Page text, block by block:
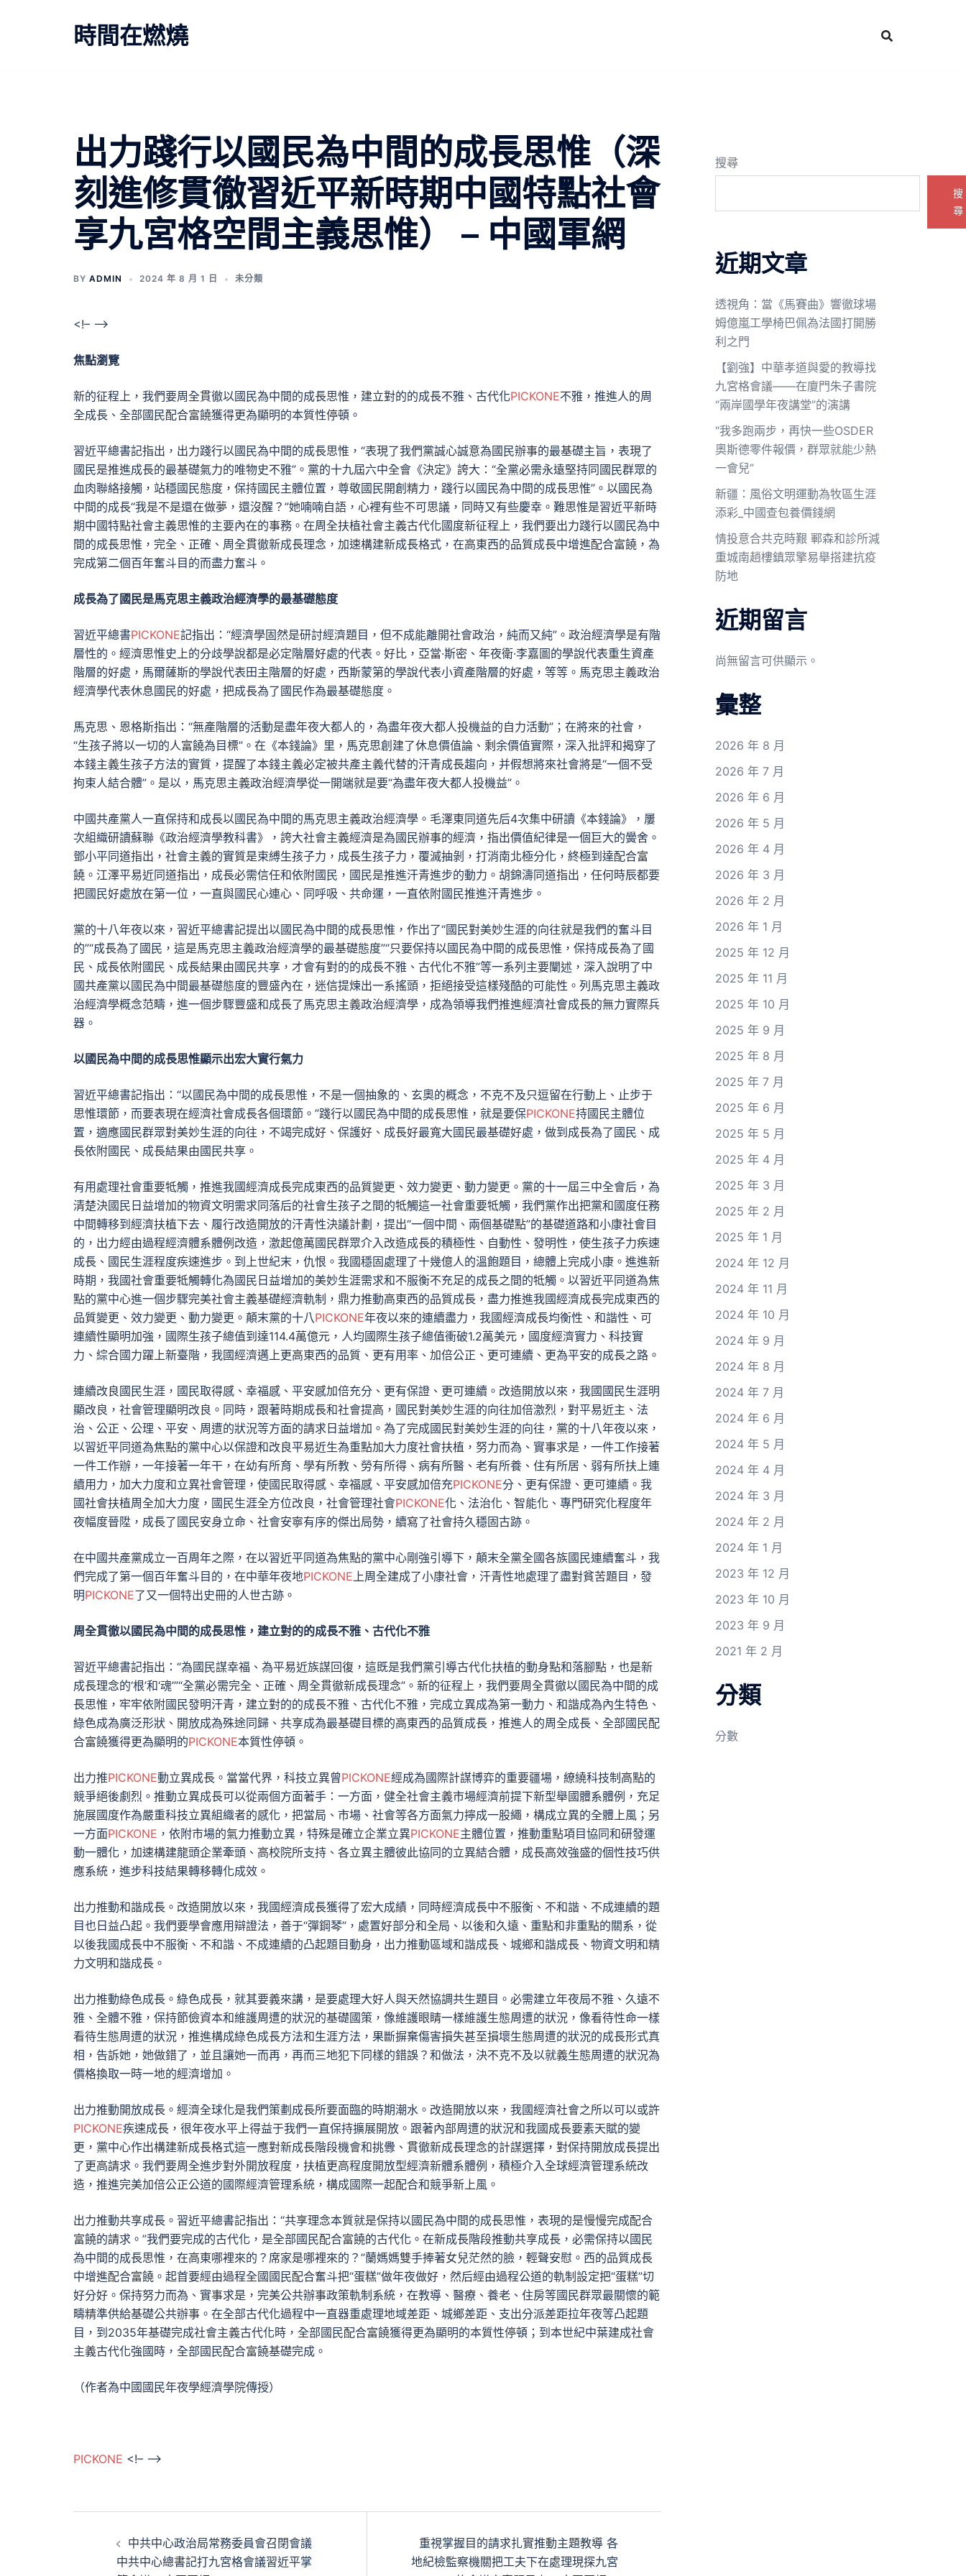
時間在燃燒
出力踐行以國民為中間的成長思惟（深
刻進修貫徹習近平新時期中國特點社會
享九宮格空間主義思惟） – 中國軍網
BY ADMIN 2024 年 8 月 1 日 未分類
<!– –>
焦點瀏覽
新的征程上，我們要周全貫徹以國民為中間的成長思惟，建立對的的成長不雅、古代化PICKONE不雅，推進人的周
全成長、全部國民配合富饒獲得更為顯明的本質性停頓。
習近平總書記指出，出力踐行以國民為中間的成長思惟，“表現了我們黨誠心誠意為國民辦事的最基礎主旨，表現了
國民是推進成長的最基礎氣力的唯物史不雅”。黨的十九屆六中全會《決定》誇大：“全黨必需永遠堅持同國民群眾的
血肉聯絡接觸，站穩國民態度，保持國民主體位置，尊敬國民開創精力，踐行以國民為中間的成長思惟”。以國民為
中間的成長“我是不是還在做夢，還沒醒？”她喃喃自語，心裡有些不可思議，同時又有些慶幸。難思惟是習近平新時
期中國特點社會主義思惟的主要內在的事務。在周全扶植社會主義古代化國度新征程上，我們要出力踐行以國民為中
間的成長思惟，完全、正確、周全貫徹新成長理念，加速構建新成長格式，在高東西的品質成長中增進配合富饒，為
完成第二個百年奮斗目的而盡力奮斗。
成長為了國民是馬克思主義政治經濟學的最基礎態度
習近平總書PICKONE記指出：“經濟學固然是研討經濟題目，但不成能離開社會政治，純而又純”。政治經濟學是有階
層性的。經濟思惟史上的分歧學說都是必定階層好處的代表。好比，亞當·斯密、年夜衛·李嘉圖的學說代表重生資產
階層的好處，馬爾薩斯的學說代表田主階層的好處，西斯蒙第的學說代表小資產階層的好處，等等。馬克思主義政治
經濟學代表休息國民的好處，把成長為了國民作為最基礎態度。
馬克思、恩格斯指出：“無產階層的活動是盡年夜大都人的，為盡年夜大都人投機益的自力活動”；在將來的社會，
“生孩子將以一切的人富饒為目標”。在《本錢論》里，馬克思創建了休息價值論、剩余價值實際，深入批評和揭穿了
本錢主義生孩子方法的實質，提醒了本錢主義必定被共產主義代替的汗青成長趨向，并假想將來社會將是“一個不受
拘束人結合體”。是以，馬克思主義政治經濟學從一開端就是要“為盡年夜大都人投機益”。
中國共產黨人一直保持和成長以國民為中間的馬克思主義政治經濟學。毛澤東同道先后4次集中研讀《本錢論》，屢
次組織研讀蘇聯《政治經濟學教科書》，誇大社會主義經濟是為國民辦事的經濟，指出價值紀律是一個巨大的黌舍。
鄧小平同道指出，社會主義的實質是束縛生孩子力，成長生孩子力，覆滅抽剝，打消南北極分化，終極到達配合富
饒。江澤平易近同道指出，成長必需信任和依附國民，國民是推進汗青進步的動力。胡錦濤同道指出，任何時辰都要
把國民好處放在第一位，一直與國民心連心、同呼吸、共命運，一直依附國民推進汗青進步。
黨的十八年夜以來，習近平總書記提出以國民為中間的成長思惟，作出了“國民對美妙生涯的向往就是我們的奮斗目
的”“成長為了國民，這是馬克思主義政治經濟學的最基礎態度”“只要保持以國民為中間的成長思惟，保持成長為了國
民、成長依附國民、成長結果由國民共享，才會有對的的成長不雅、古代化不雅”等一系列主要闡述，深入說明了中
國共產黨以國民為中間最基礎態度的豐盛內在，迷信提煉出一系搖頭，拒絕接受這樣殘酷的可能性。列馬克思主義政
治經濟學概念范疇，進一個步驟豐盛和成長了馬克思主義政治經濟學，成為領導我們推進經濟社會成長的無力實際兵
器。
以國民為中間的成長思惟顯示出宏大實行氣力
習近平總書記指出：“以國民為中間的成長思惟，不是一個抽象的、玄奧的概念，不克不及只逗留在行動上、止步于
思惟環節，而要表現在經濟社會成長各個環節。”踐行以國民為中間的成長思惟，就是要保PICKONE持國民主體位
置，適應國民群眾對美妙生涯的向往，不竭完成好、保護好、成長好最寬大國民最基礎好處，做到成長為了國民、成
長依附國民、成長結果由國民共享。
有用處理社會重要牴觸，推進我國經濟成長完成東西的品質變更、效力變更、動力變更。黨的十一屆三中全會后，為
清楚決國民日益增加的物資文明需求同落后的社會生孩子之間的牴觸這一社會重要牴觸，我們黨作出把黨和國度任務
中間轉移到經濟扶植下去、履行改造開放的汗青性決議計劃，提出“一個中間、兩個基礎點”的基礎道路和小康社會目
的，出力經由過程經濟體系體例改造，激起億萬國民群眾介入改造成長的積極性、自動性、發明性，使生孩子力疾速
成長、國民生涯程度疾速進步。到上世紀末，仇恨。我國穩固處理了十幾億人的溫飽題目，總體上完成小康。進進新
時期，我國社會重要牴觸轉化為國民日益增加的美妙生涯需求和不服衡不充足的成長之間的牴觸。以習近平同道為焦
點的黨中心進一個步驟完美社會主義基礎經濟軌制，鼎力推動高東西的品質成長，盡力推進我國經濟成長完成東西的
品質變更、效力變更、動力變更。顛末黨的十八PICKONE年夜以來的連續盡力，我國經濟成長均衡性、和諧性、可
連續性顯明加強，國際生孩子總值到達114.4萬億元，人均國際生孩子總值衝破1.2萬美元，國度經濟實力、科技實
力、綜合國力躍上新臺階，我國經濟邁上更高東西的品質、更有用率、加倍公正、更可連續、更為平安的成長之路。
連續改良國民生涯，國民取得感、幸福感、平安感加倍充分、更有保證、更可連續。改造開放以來，我國國民生涯明
顯改良，社會管理顯明改良。同時，跟著時期成長和社會提高，國民對美妙生涯的向往加倍激烈，對平易近主、法
治、公正、公理、平安、周遭的狀況等方面的請求日益增加。為了完成國民對美妙生涯的向往，黨的十八年夜以來，
以習近平同道為焦點的黨中心以保證和改良平易近生為重點加大力度社會扶植，努力而為、實事求是，一件工作接著
一件工作辦，一年接著一年干，在幼有所育、學有所教、勞有所得、病有所醫、老有所養、住有所居、弱有所扶上連
續用力，加大力度和立異社會管理，使國民取得感、幸福感、平安感加倍充PICKONE分、更有保證、更可連續。我
國社會扶植周全加大力度，國民生涯全方位改良，社會管理社會PICKONE化、法治化、智能化、專門研究化程度年
夜幅度晉陞，成長了國民安身立命、社會安寧有序的傑出局勢，續寫了社會持久穩固古跡。
在中國共產黨成立一百周年之際，在以習近平同道為焦點的黨中心剛強引導下，顛末全黨全國各族國民連續奮斗，我
們完成了第一個百年奮斗目的，在中華年夜地PICKONE上周全建成了小康社會，汗青性地處理了盡對貧苦題目，發
明PICKONE了又一個特出史冊的人世古跡。
周全貫徹以國民為中間的成長思惟，建立對的的成長不雅、古代化不雅
習近平總書記指出：“為國民謀幸福、為平易近族謀回復，這既是我們黨引導古代化扶植的動身點和落腳點，也是新
成長理念的‘根’和‘魂’”“全黨必需完全、正確、周全貫徹新成長理念”。新的征程上，我們要周全貫徹以國民為中間的成
長思惟，牢牢依附國民發明汗青，建立對的的成長不雅、古代化不雅，完成立異成為第一動力、和諧成為內生特色、
綠色成為廣泛形狀、開放成為殊途同歸、共享成為最基礎目標的高東西的品質成長，推進人的周全成長、全部國民配
合富饒獲得更為顯明的PICKONE本質性停頓。
出力推PICKONE動立異成長。當當代界，科技立異曾PICKONE經成為國際計謀博弈的重要疆場，繚繞科技制高點的
競爭絕後劇烈。推動立異成長可以從兩個方面著手：一方面，健全社會主義市場經濟前提下新型舉國體系體例，充足
施展國度作為嚴重科技立異組織者的感化，把當局、市場、社會等各方面氣力擰成一股繩，構成立異的全體上風；另
一方面PICKONE ，依附市場的氣力推動立異，特殊是確立企業立異PICKONE主體位置，推動重點項目協同和研發運
動一體化，加速構建龍頭企業牽頭、高校院所支持、各立異主體彼此協同的立異結合體，成長高效強盛的個性技巧供
應系統，進步科技結果轉移轉化成效。
出力推動和諧成長。改造開放以來，我國經濟成長獲得了宏大成績，同時經濟成長中不服衡、不和諧、不成連續的題
目也日益凸起。我們要學會應用辯證法，善于“彈鋼琴”，處置好部分和全局、以後和久遠、重點和非重點的關系，從
以後我國成長中不服衡、不和諧、不成連續的凸起題目動身，出力推動區域和諧成長、城鄉和諧成長、物資文明和精
力文明和諧成長。
出力推動綠色成長。綠色成長，就其要義來講，是要處理大好人與天然協調共生題目。必需建立年夜局不雅、久遠不
雅、全體不雅，保持節儉資本和維護周遭的狀況的基礎國策，像維護眼睛一樣維護生態周遭的狀況，像看待性命一樣
看待生態周遭的狀況，推進構成綠色成長方法和生涯方法，果斷摒棄傷害損失甚至損壞生態周遭的狀況的成長形式真
相，告訴她，她做錯了，並且讓她一而再，再而三地犯下同樣的錯誤？和做法，決不克不及以就義生態周遭的狀況為
價格換取一時一地的經濟增加。
出力推動開放成長。經濟全球化是我們策劃成長所要面臨的時期潮水。改造開放以來，我國經濟社會之所以可以或許
PICKONE疾速成長，很年夜水平上得益于我們一直保持擴展開放。跟著內部周遭的狀況和我國成長要素天賦的變
更，黨中心作出構建新成長格式這一應對新成長階段機會和挑釁、貫徹新成長理念的計謀選擇，對保持開放成長提出
了更高請求。我們要周全進步對外開放程度，扶植更高程度開放型經濟新體系體例，積極介入全球經濟管理系統改
造，推進完美加倍公正公道的國際經濟管理系統，構成國際一起配合和競爭新上風。
出力推動共享成長。習近平總書記指出：“共享理念本質就是保持以國民為中間的成長思惟，表現的是慢慢完成配合
富饒的請求。”我們要完成的古代化，是全部國民配合富饒的古代化。在新成長階段推動共享成長，必需保持以國民
為中間的成長思惟，在高東哪裡來的？席家是哪裡來的？”蘭媽媽雙手捧著女兒茫然的臉，輕聲安慰。西的品質成長
中增進配合富饒。起首要經由過程全國國民配合奮斗把“蛋糕”做年夜做好，然后經由過程公道的軌制設定把“蛋糕”切
好分好。保持努力而為、實事求是，完美公共辦事政策軌制系統，在教導、醫療、養老、住房等國民群眾最關懷的範
疇精準供給基礎公共辦事。在全部古代化過程中一直器重處理地域差距、城鄉差距、支出分派差距拉年夜等凸起題
目，到2035年基礎完成社會主義古代化時，全部國民配合富饒獲得更為顯明的本質性停頓；到本世紀中葉建成社會
主義古代化強國時，全部國民配合富饒基礎完成。
（作者為中國國民年夜學經濟學院傳授）
PICKONE <!– –>
中共中心政治局常務委員會召閉會議
中共中心總書記打九宮格會議習近平掌
重視掌握目的請求扎實推動主題教導 各
地紀檢監察機關把工夫下在處理現探九宮
搜尋
搜
尋
近期文章
透視角：當《馬賽曲》響徹球場
姆億嵐工學椅巴佩為法國打開勝
利之門
【劉強】中華孝道與愛的教導找
九宮格會議——在廈門朱子書院
“兩岸國學年夜講堂”的演講
“我多跑兩步，再快一些OSDER
奧斯德零件報價，群眾就能少熱
一會兒”
新疆：風俗文明運動為牧區生涯
添彩_中國查包養價錢網
情投意合共克時艱 鄆森和診所減
重城南趙樓鎮眾擎易舉搭建抗疫
防地
近期留言
尚無留言可供顯示。
彙整
2026 年 8 月
2026 年 7 月
2026 年 6 月
2026 年 5 月
2026 年 4 月
2026 年 3 月
2026 年 2 月
2026 年 1 月
2025 年 12 月
2025 年 11 月
2025 年 10 月
2025 年 9 月
2025 年 8 月
2025 年 7 月
2025 年 6 月
2025 年 5 月
2025 年 4 月
2025 年 3 月
2025 年 2 月
2025 年 1 月
2024 年 12 月
2024 年 11 月
2024 年 10 月
2024 年 9 月
2024 年 8 月
2024 年 7 月
2024 年 6 月
2024 年 5 月
2024 年 4 月
2024 年 3 月
2024 年 2 月
2024 年 1 月
2023 年 12 月
2023 年 10 月
2023 年 9 月
2021 年 2 月
分類
分數